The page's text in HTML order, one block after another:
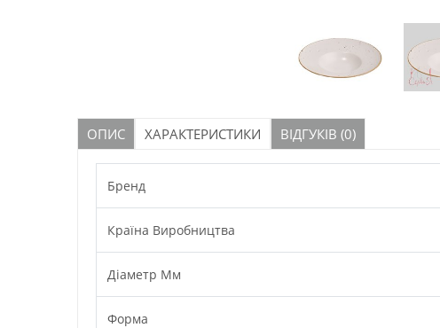
ОПИС ХАРАКТЕРИСТИКИ ВІДГУКІВ (0)
Бренд
Країна Виробництва
Діаметр Мм
Форма